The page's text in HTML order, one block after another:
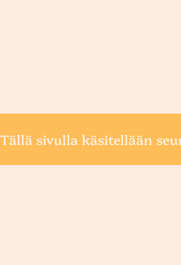
Tällä sivulla käsitellään